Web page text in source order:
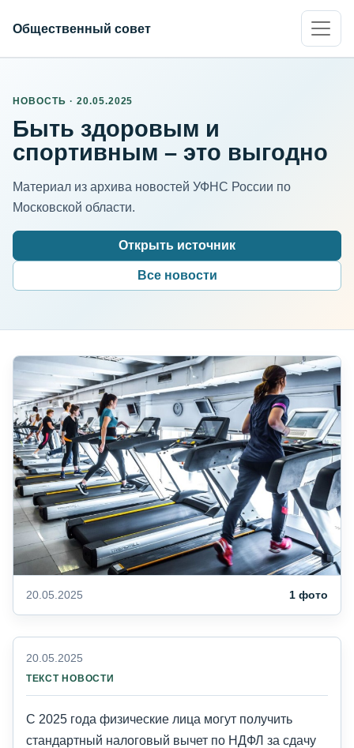
Общественный совет
НОВОСТЬ · 20.05.2025
Быть здоровым и
спортивным – это выгодно
Материал из архива новостей УФНС России по
Московской области.
Открыть источник
Все новости
20.05.2025 1 фото
20.05.2025
ТЕКСТ НОВОСТИ
С 2025 года физические лица могут получить
стандартный налоговый вычет по НДФЛ за сдачу